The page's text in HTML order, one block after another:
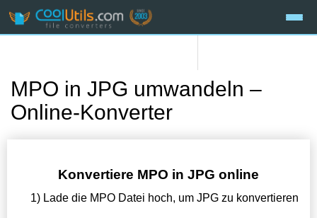
MPO in JPG umwandeln –
Online-Konverter
Konvertiere MPO in JPG online
1) Lade die MPO Datei hoch, um JPG zu konvertieren